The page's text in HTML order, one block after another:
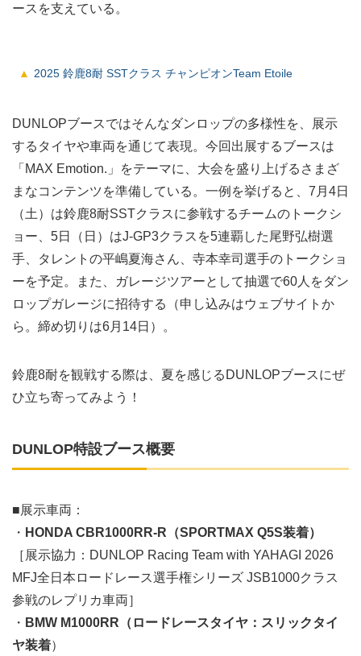
ースを支えている。
2025 鈴鹿8耐 SSTクラス チャンピオンTeam Etoile
DUNLOPブースではそんなダンロップの多様性を、展示
するタイヤや車両を通じて表現。今回出展するブースは
「MAX Emotion.」をテーマに、大会を盛り上げるさまざ
まなコンテンツを準備している。一例を挙げると、7月4日
（土）は鈴鹿8耐SSTクラスに参戦するチームのトークシ
ョー、5日（日）はJ-GP3クラスを5連覇した尾野弘樹選
手、タレントの平嶋夏海さん、寺本幸司選手のトークショ
ーを予定。また、ガレージツアーとして抽選で60人をダン
ロップガレージに招待する（申し込みはウェブサイトか
ら。締め切りは6月14日）。
鈴鹿8耐を観戦する際は、夏を感じるDUNLOPブースにぜ
ひ立ち寄ってみよう！
DUNLOP特設ブース概要
■展示車両：
・ HONDA CBR1000RR-R（SPORTMAX Q5S装着）
［展示協力：DUNLOP Racing Team with YAHAGI 2026
MFJ全日本ロードレース選手権シリーズ JSB1000クラス
参戦のレプリカ車両］
・ BMW M1000RR（ロードレースタイヤ：スリックタイ
ヤ装着）